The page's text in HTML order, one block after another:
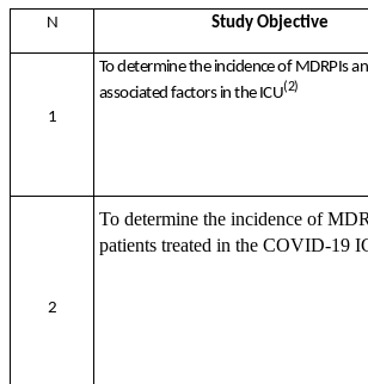
N Study Objective
1
To determine the incidence of MDRPIs
associated factors in the ICU(2)
2
To determine the incidence of
patients treated in the COVID-19